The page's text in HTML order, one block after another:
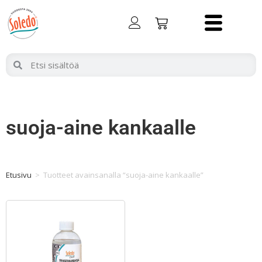
suoja-aine kankaalle
Etusivu > Tuotteet avainsanalla “suoja-aine kankaalle”